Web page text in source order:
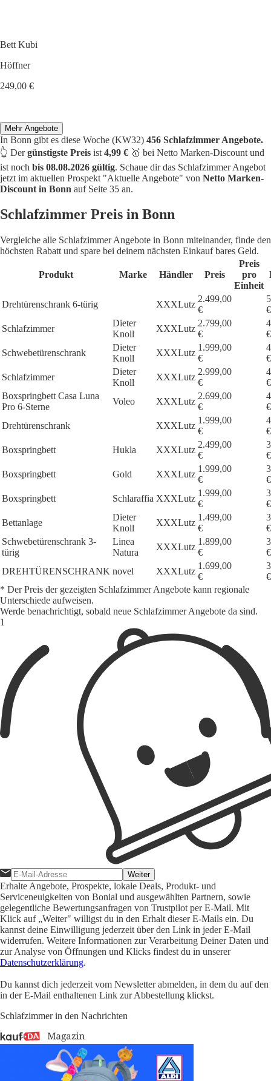
Bett Kubi
Höffner
249,00 €
Mehr Angebote
In Bonn gibt es diese Woche (KW32) 456 Schlafzimmer Angebote.
👆 Dergünstigste Preis ist 4,99 € 🥇 bei Netto Marken-Discount und
ist noch bis 08.08.2026 gültig. Schaue dir das Schlafzimmer Angebot
jetzt im aktuellen Prospekt "Aktuelle Angebote" von Netto Marken-
Discount in Bonn auf Seite 35 an.
Schlafzimmer Preis in Bonn
Vergleiche alle Schlafzimmer Angebote in Bonn miteinander, finde den
höchsten Rabatt und spare bei deinem nächsten Einkauf bares Geld.
Produkt Marke Händler Preis
Preis
pro
Einheit
Drehtürenschrank 6-türig XXXLutz
2.499,00
€
€
Schlafzimmer
Dieter
Knoll
XXXLutz
2.799,00
€
€
Schwebetürenschrank
Dieter
Knoll
XXXLutz
1.999,00
€
€
Schlafzimmer
Dieter
Knoll
XXXLutz
2.999,00
€
€
Boxspringbett Casa Luna
Pro 6-Sterne
Voleo XXXLutz
2.699,00
€
€
Drehtürenschrank
XXXLutz
1.999,00
€
€
Boxspringbett
Hukla XXXLutz
2.499,00
€
€
Boxspringbett
Gold XXXLutz
1.999,00
€
€
Boxspringbett
Schlaraffia XXXLutz
1.999,00
€
€
Bettanlage
Dieter
Knoll
XXXLutz
1.499,00
€
€
Schwebetürenschrank 3-
türig
Linea
Natura
XXXLutz
1.899,00
€
€
DREHTÜRENSCHRANK novel XXXLutz
1.699,00
€
€
* Der Preis der gezeigten Schlafzimmer Angebote kann regionale
Unterschiede aufweisen.
Werde benachrichtigt, sobald neue Schlafzimmer Angebote da sind.
Weiter
Erhalte Angebote, Prospekte, lokale Deals, Produkt- und
Serviceneuigkeiten von Bonial und ausgewählten Partnern, sowie
gelegentliche Bewertungsanfragen von Trustpilot per E-Mail. Mit
Klick auf „Weiter" willigst du in den Erhalt dieser E-Mails ein. Du
kannst deine Einwilligung jederzeit über den Link in jeder E-Mail
widerrufen. Weitere Informationen zur Verarbeitung Deiner Daten und
zur Analyse von Öffnungen und Klicks findest du in unserer
Datenschutzerklärung.
Du kannst dich jederzeit vom Newsletter abmelden, in dem du auf den
in der E-Mail enthaltenen Link zur Abbestellung klickst.
Schlafzimmer in den Nachrichten